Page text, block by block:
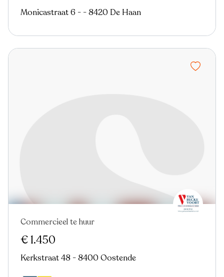
Monicastraat 6 - - 8420 De Haan
Nieuw
Commercieel te huur
€ 1.450
Kerkstraat 48 - 8400 Oostende